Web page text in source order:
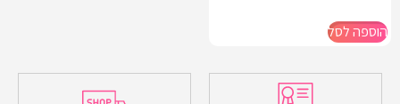
הוספה לסל